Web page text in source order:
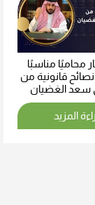
محاميًا مناسبًا
قانونية من
سعد الغضيان
المزيد